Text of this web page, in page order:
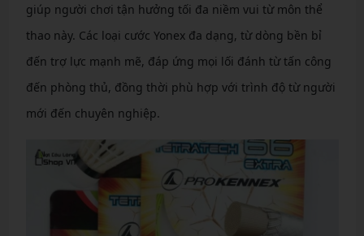
giúp người chơi tận hưởng tối đa niềm vui từ môn thể
thao này. Các loại cước Yonex đa dạng, từ dòng bền bỉ
đến trợ lực mạnh mẽ, đáp ứng mọi lối đánh từ tấn công
đến phòng thủ, đồng thời phù hợp với trình độ từ người
mới đến chuyên nghiệp.